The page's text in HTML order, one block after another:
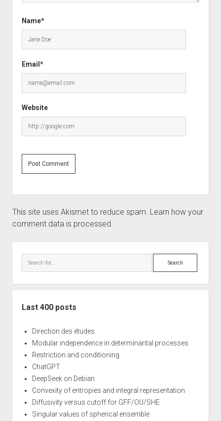
Name*
Email*
Website
This site uses Akismet to reduce spam. Learn how your
comment data is processed.
Search
Last 400 posts
Direction des études
Modular independence in determinantal processes
Restriction and conditioning
ChatGPT
DeepSeek on Debian
Convexity of entropies and integral representation
Diffusivity versus cutoff for GFF/OU/SHE
Singular values of spherical ensemble